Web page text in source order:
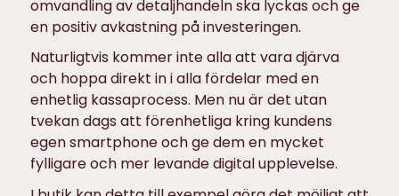
omvandling av detaljhandeln ska lyckas och ge
en positiv avkastning på investeringen.
Naturligtvis kommer inte alla att vara djärva
och hoppa direkt in i alla fördelar med en
enhetlig kassaprocess. Men nu är det utan
tvekan dags att förenhetliga kring kundens
egen smartphone och ge dem en mycket
fylligare och mer levande digital upplevelse.